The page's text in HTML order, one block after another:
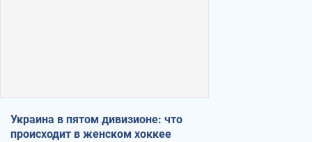
Украина в пятом дивизионе: что
происходит в женском хоккее